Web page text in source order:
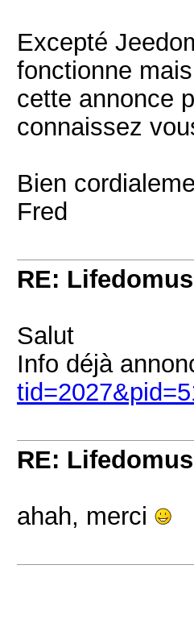
Excepté
fonctionne
cette annonce
connaissez
Bien
Fred
RE:
Salut
Info déjà
RE:
ahah, merci